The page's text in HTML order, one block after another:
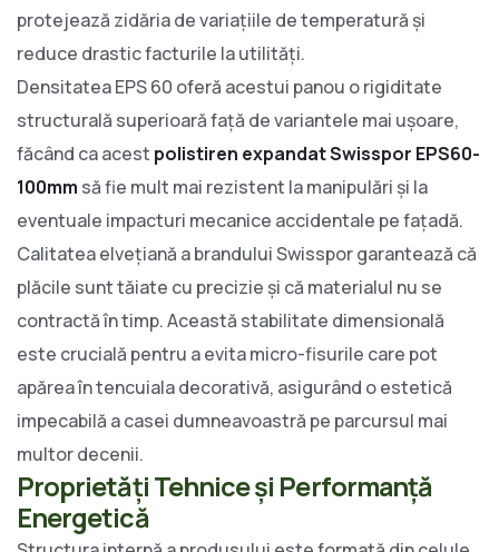
protejează zidăria de variațiile de temperatură și
reduce drastic facturile la utilități.
Densitatea EPS 60 oferă acestui panou o rigiditate
structurală superioară față de variantele mai ușoare,
făcând ca acest polistiren expandat Swisspor EPS60-
100mm să fie mult mai rezistent la manipulări și la
eventuale impacturi mecanice accidentale pe fațadă.
Calitatea elvețiană a brandului Swisspor garantează că
plăcile sunt tăiate cu precizie și că materialul nu se
contractă în timp. Această stabilitate dimensională
este crucială pentru a evita micro-fisurile care pot
apărea în tencuiala decorativă, asigurând o estetică
impecabilă a casei dumneavoastră pe parcursul mai
multor decenii.
Proprietăți Tehnice și Performanță
Energetică